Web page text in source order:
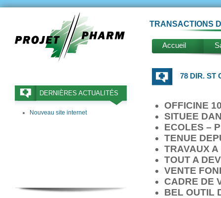
TRANSACTIONS
Accueil
DERNIÈRES ACTUALITÉS
Nouveau site internet
78 DIR. ST
OFFICINE
SITUEE
ECOLES –
TENUE
TRAVAUX
TOUT A
VENTE
CADRE DE
BEL OUTIL